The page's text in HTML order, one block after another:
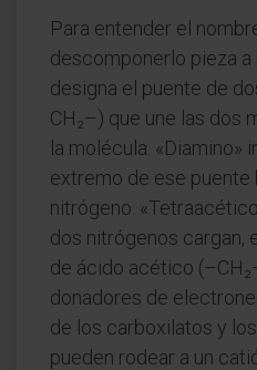
Para entender el
descomponerlo pieza a
designa el puente de
CH₂–) que une las dos
la molécula. «Diamino»
extremo de ese puente
nitrógeno.
dos nitrógenos cargan,
de ácido acético
donadores de
de los carboxilatos y
pueden rodear a un